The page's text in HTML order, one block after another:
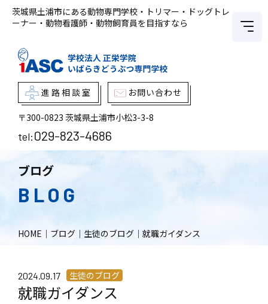
茨城県土浦市にある動物専門学校・トリマー・ドッグトレ
ーナー・動物看護師・動物飼育員を目指すなら
進路相談室 お問い合わせ
〒300-0823 茨城県土浦市小松3-3-8
tel:029-823-4686
ブログ
BLOG
HOME ｜ ブログ ｜ 生徒のブログ ｜ 就職ガイダンス
2024.09.17 生徒のブログ
就職ガイダンス